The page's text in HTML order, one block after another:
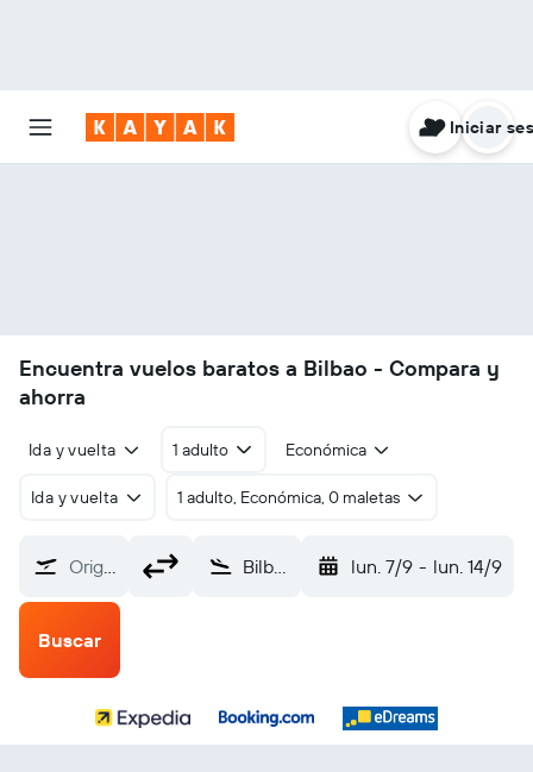
Iniciar
Encuentra vuelos baratos a Bilbao - Compara y
ahorra
Ida y vuelta 1 adulto Económica
Ida y vuelta 1 adulto, Económica, 0 maletas
Origen Bilbao (BIO) lun. 7/9 - lun. 14/9
Buscar